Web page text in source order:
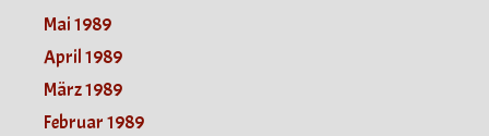
Mai 1989
April 1989
März 1989
Februar 1989